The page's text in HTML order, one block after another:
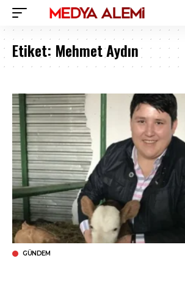
Etiket: Mehmet Aydın
GÜNDEM